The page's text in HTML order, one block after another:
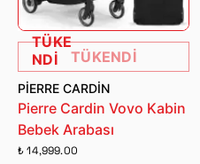
TÜKE
NDİ
TÜKENDİ
PIERRE CARDIN
Pierre Cardin Vovo Kabin
Bebek Arabası
₺ 14,999.00